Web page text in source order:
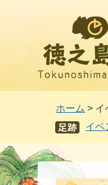
ホーム > イ
あし
あと
イベ